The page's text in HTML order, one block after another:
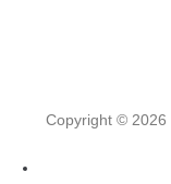
Copyright © 2026